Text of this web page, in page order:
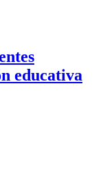
educativa